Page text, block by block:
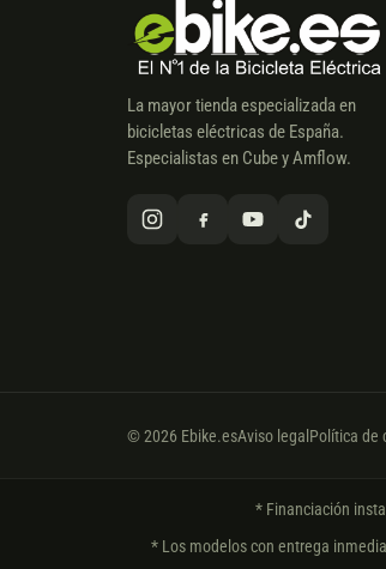
La mayor tienda especializada en
bicicletas eléctricas de España.
Especialistas en Cube y Amflow.
© 2026 Ebike.esAviso legalPolítica de
* Financiación
* Los modelos con entrega